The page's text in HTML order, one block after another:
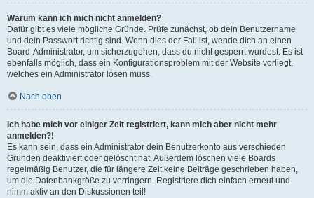
Warum kann ich mich nicht anmelden?
Dafür gibt es viele mögliche Gründe. Prüfe zunächst, ob dein Benutzername
und dein Passwort richtig sind. Wenn dies der Fall ist, wende dich an einen
Board-Administrator, um sicherzugehen, dass du nicht gesperrt wurdest. Es ist
ebenfalls möglich, dass ein Konfigurationsproblem mit der Website vorliegt,
welches ein Administrator lösen muss.
Nach oben
Ich habe mich vor einiger Zeit registriert, kann mich aber nicht mehr
anmelden?!
Es kann sein, dass ein Administrator dein Benutzerkonto aus verschieden
Gründen deaktiviert oder gelöscht hat. Außerdem löschen viele Boards
regelmäßig Benutzer, die für längere Zeit keine Beiträge geschrieben haben,
um die Datenbankgröße zu verringern. Registriere dich einfach erneut und
nimm aktiv an den Diskussionen teil!